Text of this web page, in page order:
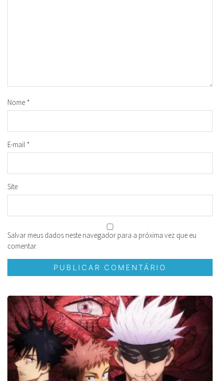
Nome *
E-mail *
Site
Salvar meus dados neste navegador para a próxima vez que eu
comentar.